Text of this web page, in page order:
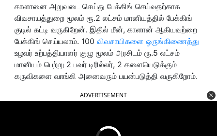
காளானை அறுவடை செய்து பேக்கிங் செய்வதற்காக
விவசாயத்துறை மூலம் ரூ.2 லட்சம் மானியத்தில் பேக்கிங்
குடில் கட்டி வருகிறேன். இதில் மீன், காளான் ஆகியவற்றை
பேக்கிங் செய்யலாம். 100 விவசாயிகளை ஒருங்கிணைத்து
உழவர் உற்பத்தியாளர் குழு மூலம் அரசிடம் ரூ.5 லட்சம்
மானியம் பெற்று 2 பவர் டிரில்லர், 2 களையெடுக்கும்
கருவிகளை வாங்கி அனைவரும் பயன்படுத்தி வருகிறோம்.
ADVERTISEMENT